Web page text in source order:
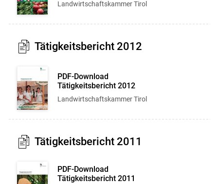
Landwirtschaftskammer Tirol
Tätigkeitsbericht 2012
PDF-Download
Tätigkeitsbericht 2012
Landwirtschaftskammer Tirol
Tätigkeitsbericht 2011
PDF-Download
Tätigkeitsbericht 2011